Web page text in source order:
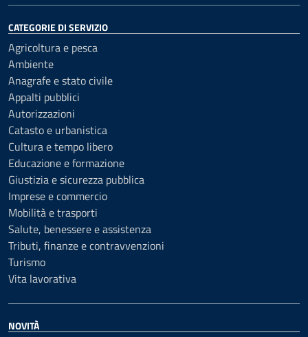
CATEGORIE DI SERVIZIO
Agricoltura e pesca
Ambiente
Anagrafe e stato civile
Appalti pubblici
Autorizzazioni
Catasto e urbanistica
Cultura e tempo libero
Educazione e formazione
Giustizia e sicurezza pubblica
Imprese e commercio
Mobilità e trasporti
Salute, benessere e assistenza
Tributi, finanze e contravvenzioni
Turismo
Vita lavorativa
NOVITÀ